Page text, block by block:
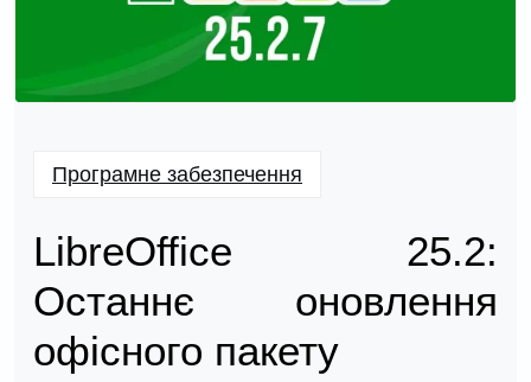
Програмне забезпечення
LibreOffice 25.2:
Останнє оновлення
офісного пакету